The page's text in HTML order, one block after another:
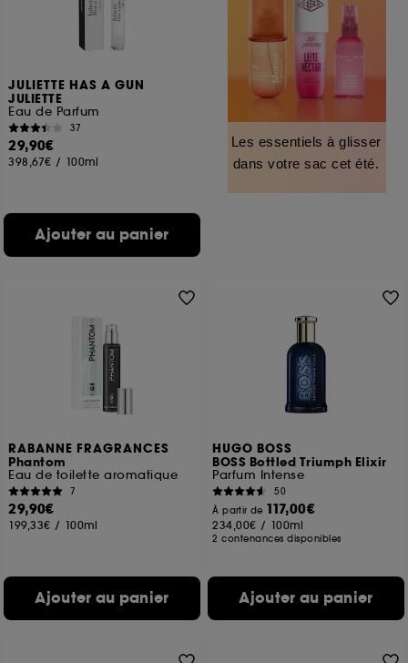
JULIETTE HAS A GUN
JULIETTE
Eau de Parfum
37
29,90€
398,67€ / 100ml
Ajouter au panier
Les essentiels à glisser
dans votre sac cet été.
RABANNE FRAGRANCES
Phantom
Eau de toilette aromatique
7
29,90€
199,33€ / 100ml
Ajouter au panier
HUGO BOSS
BOSS Bottled Triumph Elixir
Parfum Intense
50
À partir de 117,00€
234,00€ / 100ml
2 contenances disponibles
Ajouter au panier